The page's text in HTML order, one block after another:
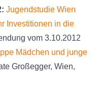
Jugendstudie Wien
Investitionen in die
vom 3.10.2012
Mädchen und junge
Großegger, Wien,